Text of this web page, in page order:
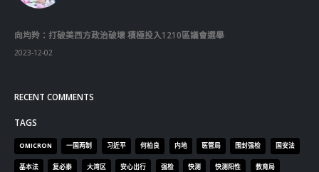
向均羚：打破美西方政治破壞 積極投入1210區議會選舉
2023-12-02
RECENT COMMENTS
TAGS
OMICRON 一国两制 习近平 何柏良 内地 医管局 围封强检 国安法
基本法 复必泰 大湾区 安心出行 强检 快测 快测阳性 教育局